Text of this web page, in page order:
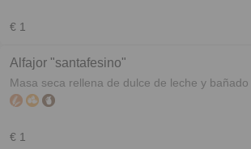
€ 1
Alfajor "santafesino"
Masa seca rellena de dulce de leche y
€ 1